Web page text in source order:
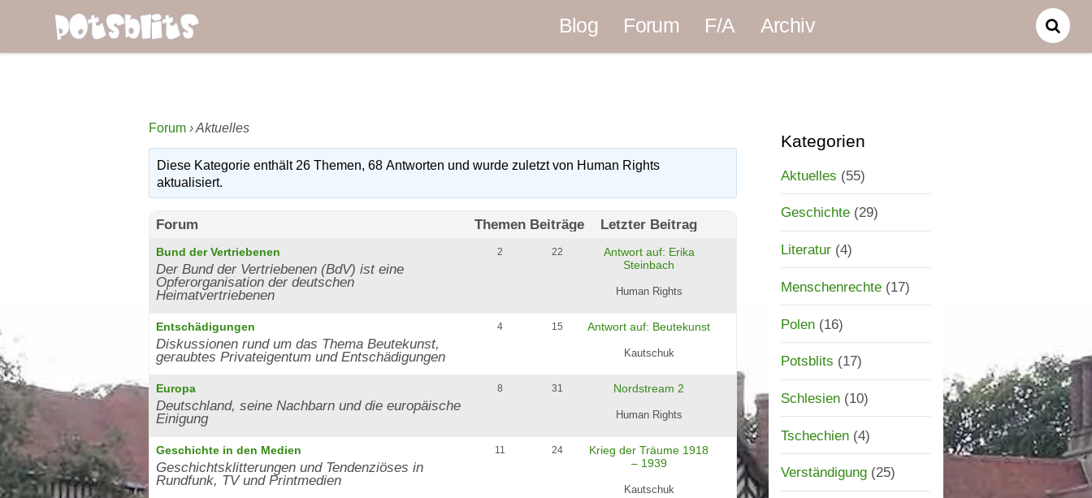
Blog Forum F/A Archiv
Forum ›Aktuelles
Diese Kategorie enthält 26 Themen, 68 Antworten und wurde zuletztvon Human Rights
aktualisiert.
Forum Themen Beiträge Letzter Beitrag
Bund der Vertriebenen
Der Bund der Vertriebenen (BdV) ist eine
Opferorganisation der deutschen
Heimatvertriebenen
2 22
Antwort auf: Erika
Steinbach
Human Rights
Entschädigungen
Diskussionen rund um das Thema Beutekunst,
geraubtes Privateigentum und Entschädigungen
4 15 Antwort auf: Beutekunst
Kautschuk
Europa
Deutschland, seine Nachbarn und die europäische
Einigung
8 31 Nordstream 2
Human Rights
Geschichte in den Medien
Geschichtsklitterungen und Tendenziöses in
Rundfunk, TV und Printmedien
11 24
Krieg der Träume 1918
– 1939
Kautschuk
Kategorien
Aktuelles (55)
Geschichte (29)
Literatur (4)
Menschenrechte (17)
Polen (16)
Potsblits (17)
Schlesien (10)
Tschechien (4)
Verständigung (25)